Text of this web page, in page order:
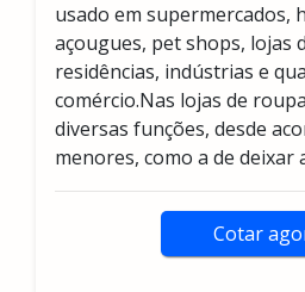
usado em supermercados,
açougues, pet shops, lojas
residências, indústrias e
comércio.Nas lojas de
diversas funções, desde
menores, como a de deixar
Cotar